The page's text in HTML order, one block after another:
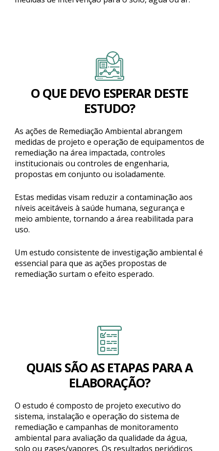
O QUE DEVO ESPERAR DESTE
ESTUDO?
As ações de Remediação Ambiental abrangem
medidas de projeto e operação de equipamentos de
remediação na área impactada, controles
institucionais ou controles de engenharia,
propostas em conjunto ou isoladamente.
Estas medidas visam reduzir a contaminação aos
níveis aceitáveis à saúde humana, segurança e
meio ambiente, tornando a área reabilitada para
uso.
Um estudo consistente de investigação ambiental é
essencial para que as ações propostas de
remediação surtam o efeito esperado.
QUAIS SÃO AS ETAPAS PARA A
ELABORAÇÃO?
O estudo é composto de projeto executivo do
sistema, instalação e operação do sistema de
remediação e campanhas de monitoramento
ambiental para avaliação da qualidade da água,
solo ou gases/vapores. Os resultados periódicos